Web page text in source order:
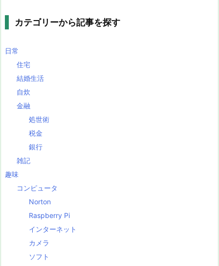
カテゴリーから記事を探す
日常
住宅
結婚生活
自炊
金融
処世術
税金
銀行
雑記
趣味
コンピュータ
Norton
Raspberry Pi
インターネット
カメラ
ソフト